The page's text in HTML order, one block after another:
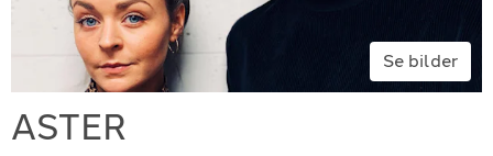
Logg inn
Registrer artist
Se bilder
ASTER